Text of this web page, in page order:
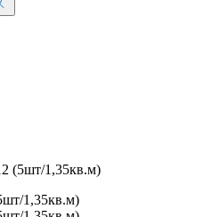
(5шт/1,35кв.м)